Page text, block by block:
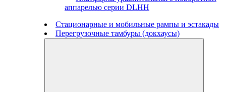
аппарелью серии DLHH
Стационарные и мобильные рампы и эстакады
Перегрузочные тамбуры (докхаусы)